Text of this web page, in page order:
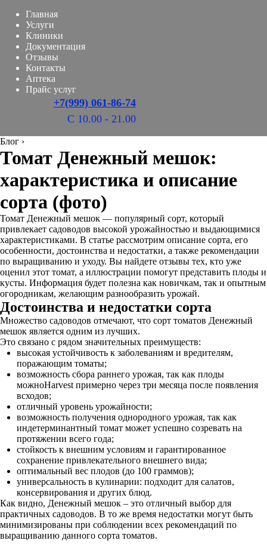
Главная
Услуги
Клиники
Документация
Отзывы
Контакты
Аптека
Прайс услуг
+7(999) 061-86-74
С 10.00 - 21.00
Блог ›
Томат Денежный мешок:
характеристика и описание
сорта (фото)
Томат Денежный мешок — популярный сорт, который
привлекает садоводов высокой урожайностью и выдающимися
характеристиками. В статье рассмотрим описание сорта, его
особенности, достоинства и недостатки, а также рекомендации
по выращиванию и уходу. Вы найдете отзывы тех, кто уже
оценил этот томат, а иллюстрации помогут представить плоды и
кусты. Информация будет полезна как новичкам, так и опытным
огородникам, желающим разнообразить урожай.
Достоинства и недостатки сорта
Множество садоводов отмечают, что сорт томатов Денежный
мешок является одним из лучших.
Это связано с рядом значительных преимуществ:
высокая устойчивость к заболеваниям и вредителям,
поражающим томаты;
возможность сбора раннего урожая, так как плоды
можноHarvest примерно через три месяца после появления
всходов;
отличный уровень урожайности;
возможность получения однородного урожая, так как
индетерминантный томат может успешно созревать на
протяжении всего года;
стойкость к внешним условиям и гарантированное
сохранение привлекательного внешнего вида;
оптимальный вес плодов (до 100 граммов);
универсальность в кулинарии: подходит для салатов,
консервирования и других блюд.
Как видно, Денежный мешок – это отличный выбор для
практичных садоводов. В то же время недостатки могут быть
минимизированы при соблюдении всех рекомендаций по
выращиванию данного сорта томатов.